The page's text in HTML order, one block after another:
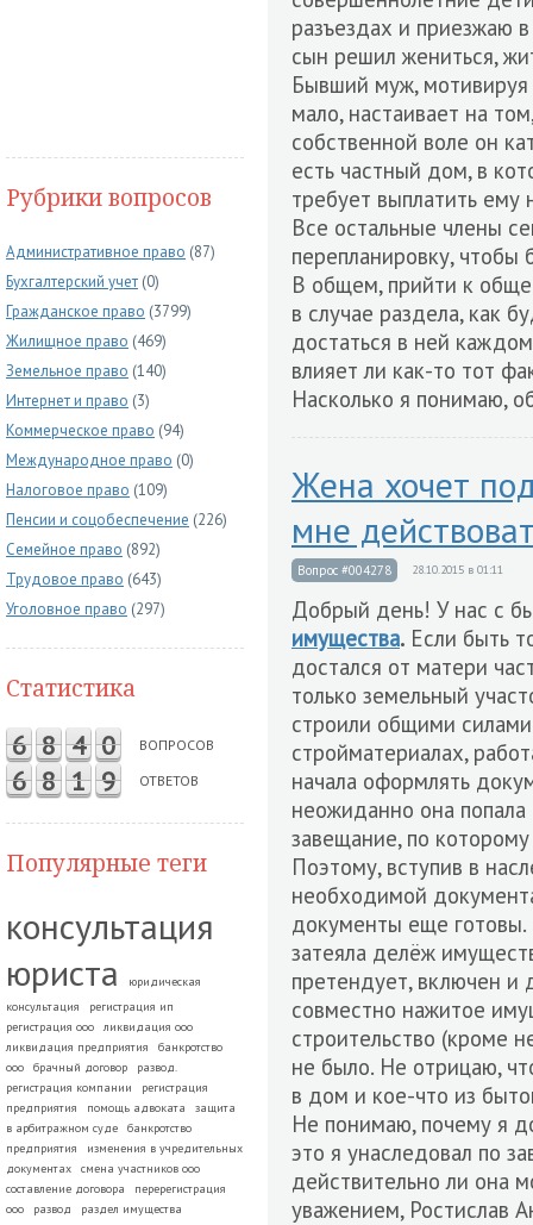
Рубрики вопросов
Административное право (87)
Бухгалтерский учет (0)
Гражданское право (3799)
Жилищное право (469)
Земельное право (140)
Интернет и право (3)
Коммерческое право (94)
Международное право (0)
Налоговое право (109)
Пенсии и соцобеспечение (226)
Семейное право (892)
Трудовое право (643)
Уголовное право (297)
Статистика
6 8 4 0 ВОПРОСОВ
6 8 1 9 ОТВЕТОВ
Популярные теги
консультация
юриста
юридическая
консультация
регистрация ип
регистрация ооо
ликвидация ооо
ликвидация предприятия
банкротство
ооо
брачный договор
развод.
регистрация компании
регистрация
предприятия
помощь адвоката
защита
в арбитражном суде
банкротство
предприятия
изменения в учредительных
документах
смена участников ооо
составление договора
перерегистрация
ооо
развод раздел имущества
разъездах и приезжаю
сын решил жениться,
Бывший муж,
мало, настаивает на
собственной воле он
есть частный дом, в
требует выплатить
Все остальные члены
перепланировку,
В общем, прийти к
в случае раздела, как
достаться в ней
влияет ли как-то тот
Насколько я понимаю,
Жена хочет
мне
Вопрос #004278 28.10.2015 в 01:11
Добрый день! У нас с
имущества. Если быть
достался от матери
только земельный
строили общими
стройматериалах,
начала оформлять
неожиданно она
завещание, по
Поэтому, вступив в
необходимой
документы еще
затеяла делёж
претендует, включен и
совместно нажитое
строительство (кроме
не было. Не отрицаю,
в дом и кое-что из
Не понимаю, почему я
это я унаследовал по
действительно ли она
уважением, Ростислав